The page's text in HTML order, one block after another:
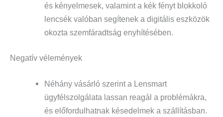
és kényelmesek, valamint a kék fényt blokkoló
lencsék valóban segítenek a digitális eszközök
okozta szemfáradtság enyhítésében.
Negatív vélemények
Néhány vásárló szerint a Lensmart
ügyfélszolgálata lassan reagál a problémákra,
és előfordulhatnak késedelmek a szállításban.